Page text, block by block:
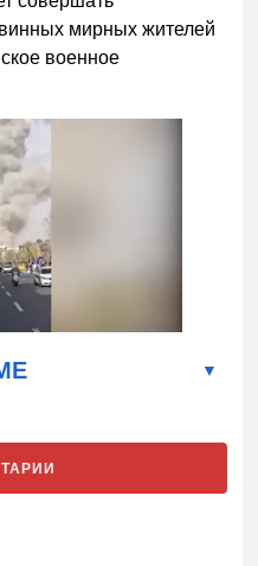
мирных жителей
военное